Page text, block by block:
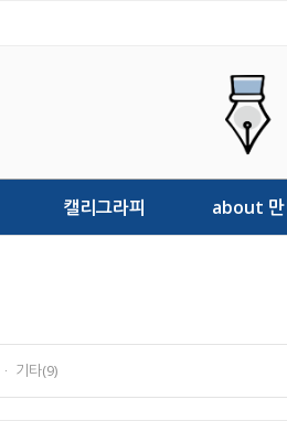
캘리그라피 about 만
ㆍ 기타(9)